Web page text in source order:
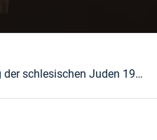
Die Vernichtung der schlesischen Juden 1933-1945